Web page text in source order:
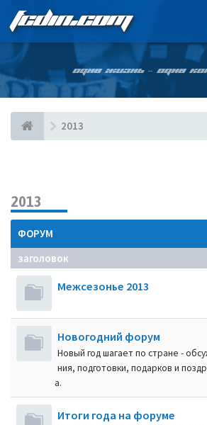
FCDIN.COM
ОДНА ЖИЗНЬ – ОДНА
2013
2013
ФОРУМ
заголовок
Межсезонье 2013
Новогодний форум
Новый год шагает по стране -
ния, подготовки, подарков и
а.
Итоги года на форуме